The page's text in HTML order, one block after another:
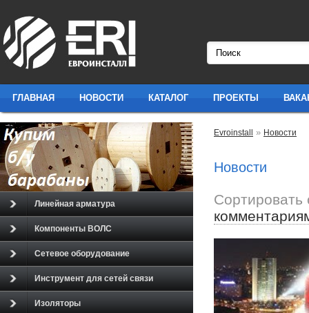
ГЛАВНАЯ НОВОСТИ КАТАЛОГ ПРОЕКТЫ
Evroinstall » Новости
Новости
Сортировать
Линейная арматура
Компоненты ВОЛС
Сетевое оборудование
Инструмент для сетей связи
Изоляторы